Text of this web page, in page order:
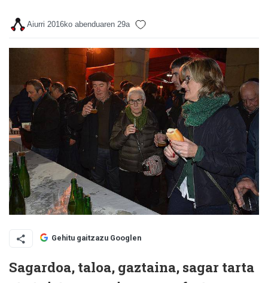
Aiurri 2016ko abenduaren 29a
Gehitu gaitzazu Googlen
Sagardoa, taloa, gaztaina, sagar tarta